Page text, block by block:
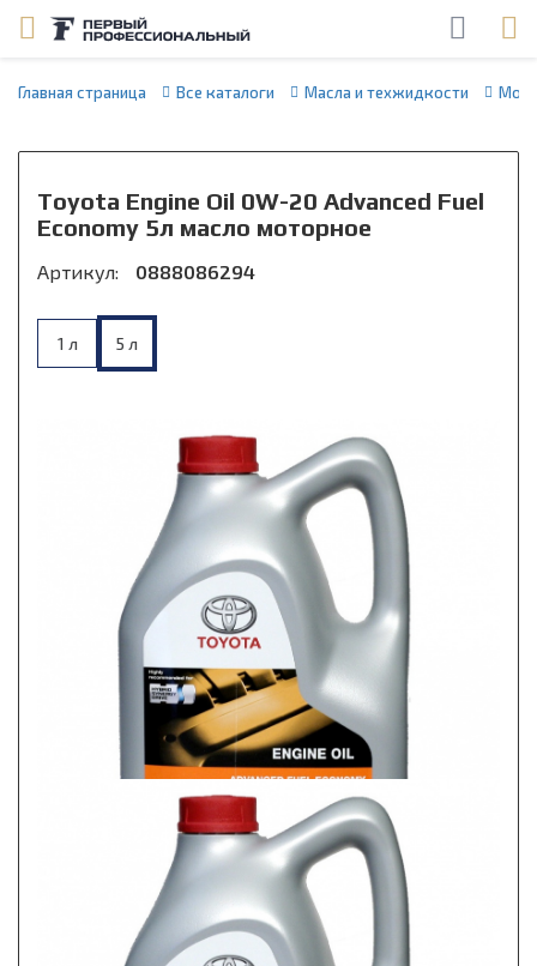
Главная страница Все каталоги Масла и техжидкости
Toyota Engine Oil 0W-20 Advanced Fuel
Economy 5л масло моторное
Артикул: 0888086294
1 л 5 л